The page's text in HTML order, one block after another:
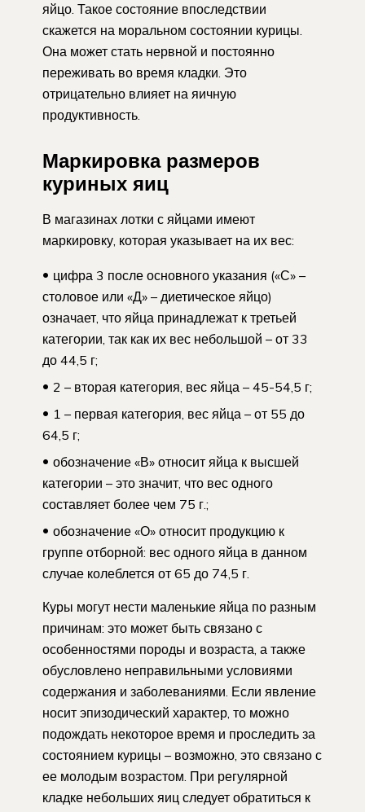
яйцо. Такое состояние впоследствии
скажется на моральном состоянии курицы.
Она может стать нервной и постоянно
переживать во время кладки. Это
отрицательно влияет на яичную
продуктивность.
Маркировка размеров
куриных яиц
В магазинах лотки с яйцами имеют
маркировку, которая указывает на их вес:
цифра 3 после основного указания («С» –
столовое или «Д» – диетическое яйцо)
означает, что яйца принадлежат к третьей
категории, так как их вес небольшой – от 33
до 44,5 г;
2 – вторая категория, вес яйца – 45-54,5 г;
1 – первая категория, вес яйца – от 55 до
64,5 г;
обозначение «В» относит яйца к высшей
категории – это значит, что вес одного
составляет более чем 75 г.;
обозначение «О» относит продукцию к
группе отборной: вес одного яйца в данном
случае колеблется от 65 до 74,5 г.
Куры могут нести маленькие яйца по разным
причинам: это может быть связано с
особенностями породы и возраста, а также
обусловлено неправильными условиями
содержания и заболеваниями. Если явление
носит эпизодический характер, то можно
подождать некоторое время и проследить за
состоянием курицы – возможно, это связано с
ее молодым возрастом. При регулярной
кладке небольших яиц следует обратиться к